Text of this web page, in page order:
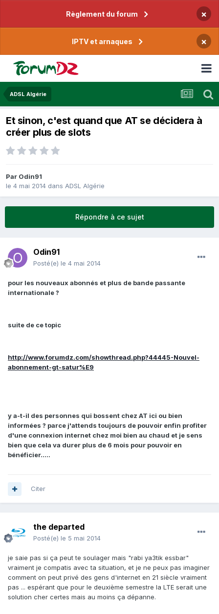
Règlement du forum ×
IPTV et arnaques ×
ADSL Algérie
Et sinon, c'est quand que AT se décidera à
créer plus de slots
Par Odin91
le 4 mai 2014 dans ADSL Algérie
Répondre à ce sujet
Odin91
Posté(e) le 4 mai 2014
pour les nouveaux abonnés et plus de bande passante
internationale ?
suite de ce topic
http://www.forumdz.com/showthread.php?44445-Nouvel-
abonnement-gt-satur%E9
y a-t-il des personnes qui bossent chez AT ici ou bien
informées ? parce j'attends toujours de pouvoir enfin profiter
d'une connexion internet chez moi bien au chaud et je sens
bien que cela va durer plus de 6 mois pour pouvoir en
bénéficier.....
Citer
the departed
Posté(e) le 5 mai 2014
je saie pas si ça peut te soulager mais "rabi ya3tik essbar"
vraiment je compatis avec ta situation, et je ne peux pas imaginer
comment on peut privé des gens d'internet en 21 siècle vraiment
pas ... espérant que pour le deuxième semestre la LTE serait une
solution cher certes mais au moins ça dépanne.